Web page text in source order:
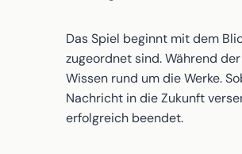
Das Spiel beginnt mit dem
zugeordnet sind. Während
Wissen rund um die Werke.
Nachricht in die Zukunft
erfolgreich beendet.